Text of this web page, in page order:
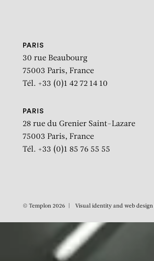
PARIS
30 rue Beaubourg
75003 Paris, France
Tél. +33 (0)1 42 72 14 10
PARIS
28 rue du Grenier Saint-Lazare
75003 Paris, France
Tél. +33 (0)1 85 76 55 55
© Templon 2026 Visual identity and web design